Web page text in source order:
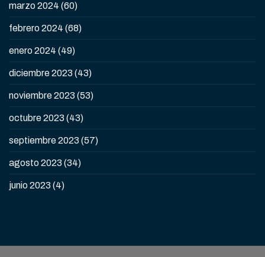
marzo 2024 (60)
febrero 2024 (68)
enero 2024 (49)
diciembre 2023 (43)
noviembre 2023 (53)
octubre 2023 (43)
septiembre 2023 (57)
agosto 2023 (34)
junio 2023 (4)